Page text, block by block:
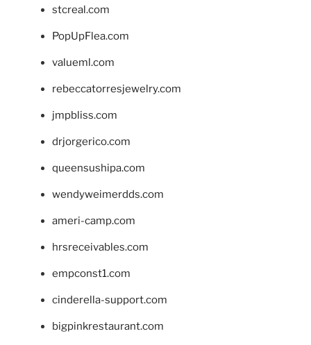
stcreal.com
PopUpFlea.com
valueml.com
rebeccatorresjewelry.com
jmpbliss.com
drjorgerico.com
queensushipa.com
wendyweimerdds.com
ameri-camp.com
hrsreceivables.com
empconst1.com
cinderella-support.com
bigpinkrestaurant.com